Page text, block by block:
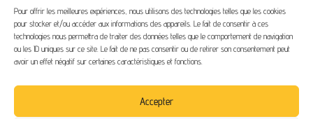
Pour offrir les meilleures expériences, nous utilisons des technologies telles que les cookies
pour stocker et/ou accéder aux informations des appareils. Le fait de consentir à ces
technologies nous permettra de traiter des données telles que le comportement de navigation
ou les ID uniques sur ce site. Le fait de ne pas consentir ou de retirer son consentement peut
avoir un effet négatif sur certaines caractéristiques et fonctions.
Accepter
1112 Bd Fernand Darchicourt
62110 Hénin-Beaumont
Téléphone: 03 21 67 24 31